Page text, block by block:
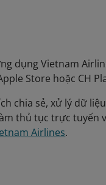
dụng Vietnam
Store hoặc CH
chia sẻ, xử lý dữ
thủ tục trực tuyến
Airlines.